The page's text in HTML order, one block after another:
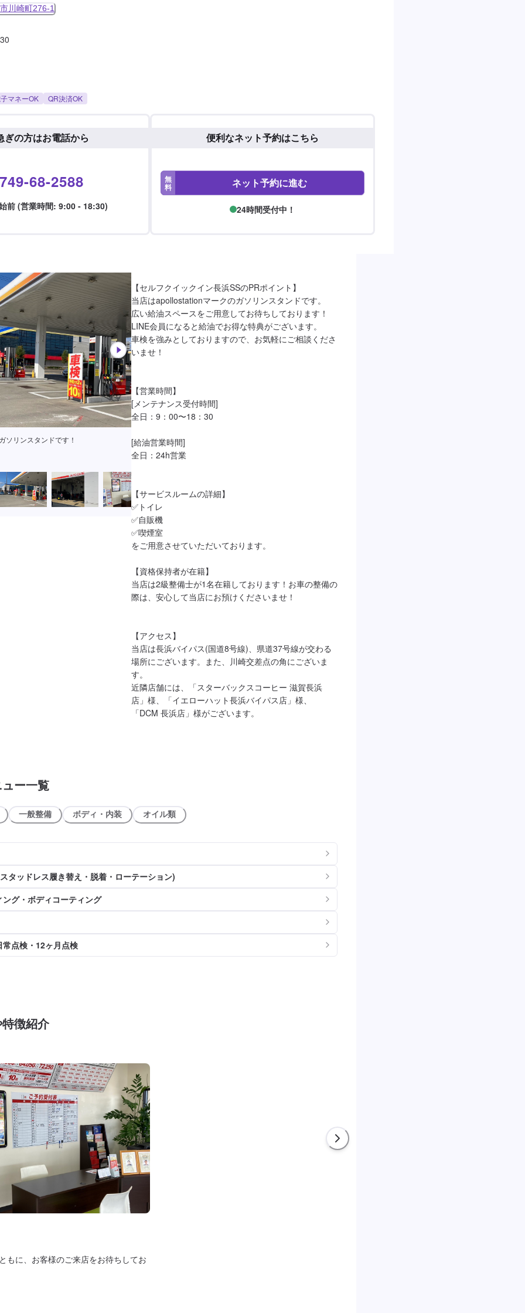
川崎町276-1
マネーOK QR決済OK
便利なネット予約はこちら
無
料 ネット予約に進む
24時間受付中！
ぎの方はお電話から
68-2588
前 (営業時間: 9:00 - 18:30)
ソリンスタンドです！
【セルフクイックイン長浜SSのPRポイント】
当店はapollostationマークのガソリンスタンドです。
広い給油スペースをご用意してお待ちしております！
LINE会員になると給油でお得な特典がございます。
車検を強みとしておりますので、お気軽にご相談くださ
いませ！
【営業時間】
[メンテナンス受付時間]
全日：9：00〜18：30
[給油営業時間]
全日：24h営業
【サービスルームの詳細】
✅トイレ
✅自販機
✅喫煙室
をご用意させていただいております。
【資格保持者が在籍】
当店は2級整備士が1名在籍しております！お車の整備の
際は、安心して当店にお預けくださいませ！
【アクセス】
当店は長浜バイパス(国道8号線)、県道37号線が交わる
場所にございます。また、川崎交差点の角にございま
す。
近隣店舗には、「スターバックスコーヒー 滋賀長浜
店」様、「イエローハット長浜バイパス店」様、
「DCM 長浜店」様がございます。
ー一覧
一般整備 ボディ・内装 オイル類
タッドレス履き替え・脱着・ローテーション)
グ・ボディコーティング
常点検・12ヶ月点検
徴紹介
もに、お客様のご来店をお待ちしてお